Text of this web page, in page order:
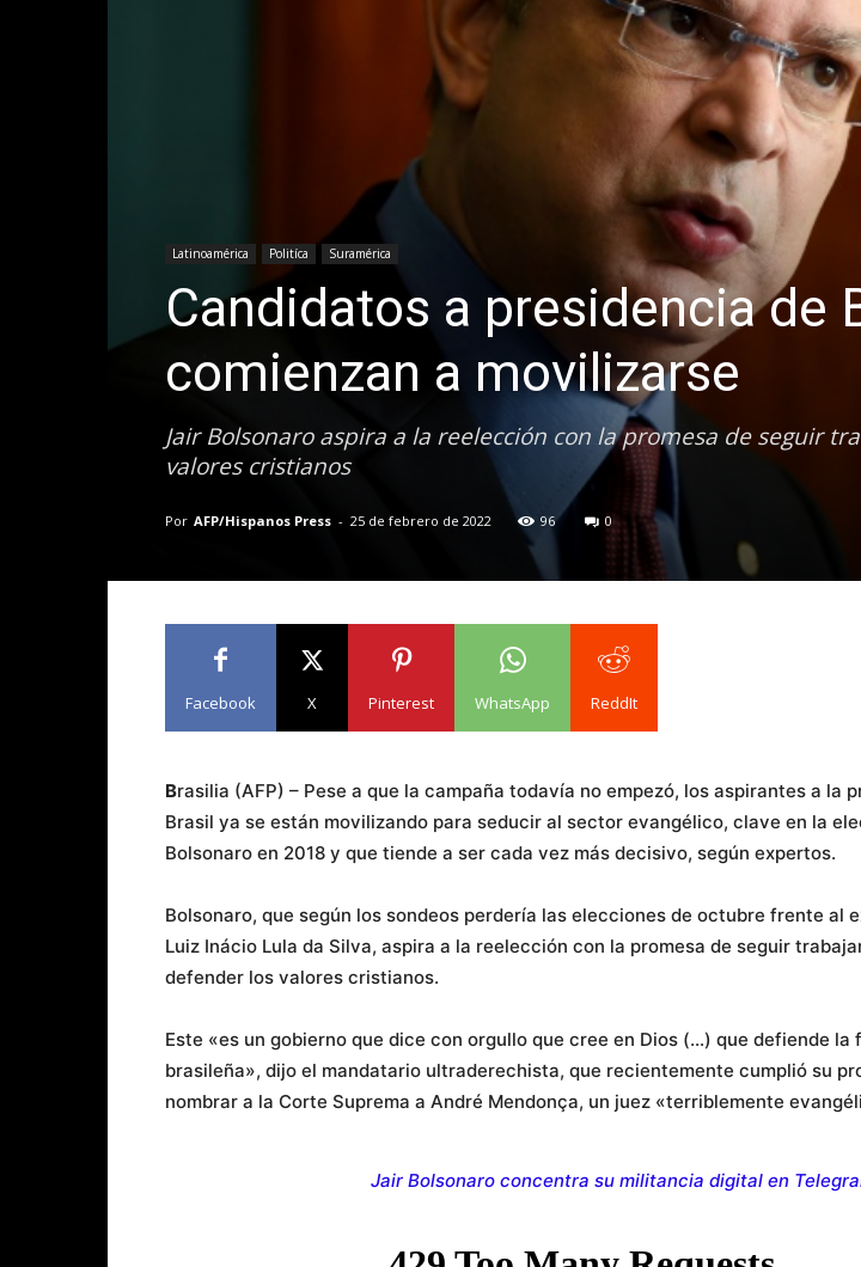
Latinoamérica Politíca Suramérica
Candidatos a presidencia de
comienzan a movilizarse
Jair Bolsonaro aspira a la reelección con la promesa de seguir
valores cristianos
Por AFP/Hispanos Press - 25 de febrero de 2022 96 0
Facebook X Pinterest WhatsApp ReddIt
Brasilia (AFP) – Pese a que la campaña todavía no empezó, los aspirantes a la
Brasil ya se están movilizando para seducir al sector evangélico, clave en la
Bolsonaro en 2018 y que tiende a ser cada vez más decisivo, según expertos.
Bolsonaro, que según los sondeos perdería las elecciones de octubre frente al
Luiz Inácio Lula da Silva, aspira a la reelección con la promesa de seguir
defender los valores cristianos.
Este «es un gobierno que dice con orgullo que cree en Dios (…) que defiende la
brasileña», dijo el mandatario ultraderechista, que recientemente cumplió su
nombrar a la Corte Suprema a André Mendonça, un juez «terriblemente
Jair Bolsonaro concentra su militancia digital en